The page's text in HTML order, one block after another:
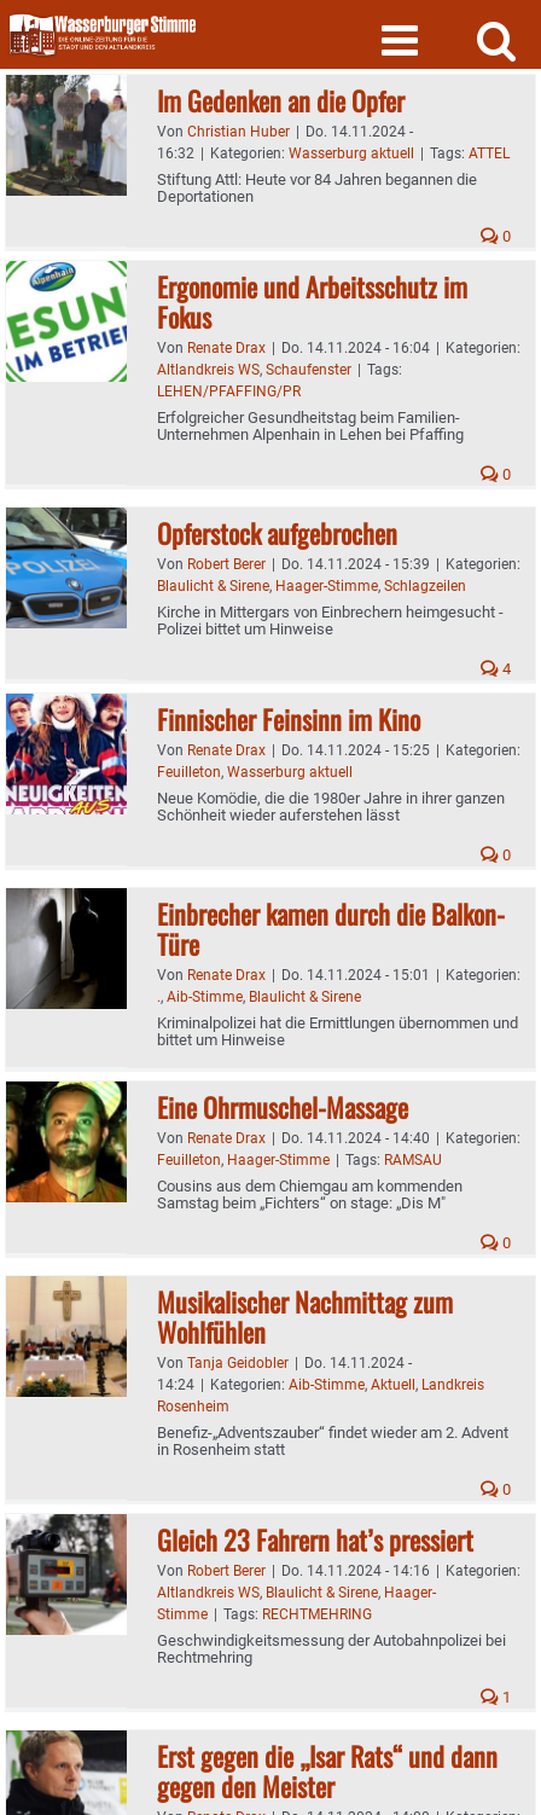
Skip
to
content
Im Gedenken an die Opfer
Von Christian Huber | Do. 14.11.2024 -
16:32 | Kategorien: Wasserburg aktuell | Tags: ATTEL
Stiftung Attl: Heute vor 84 Jahren begannen die
Deportationen
0
Ergonomie und Arbeitsschutz im
Fokus
Von Renate Drax | Do. 14.11.2024 - 16:04 | Kategorien:
Altlandkreis WS, Schaufenster | Tags:
LEHEN/PFAFFING/PR
Erfolgreicher Gesundheitstag beim Familien-
Unternehmen Alpenhain in Lehen bei Pfaffing
0
Opferstock aufgebrochen
Von Robert Berer | Do. 14.11.2024 - 15:39 | Kategorien:
Blaulicht & Sirene, Haager-Stimme, Schlagzeilen
Kirche in Mittergars von Einbrechern heimgesucht -
Polizei bittet um Hinweise
4
Finnischer Feinsinn im Kino
Von Renate Drax | Do. 14.11.2024 - 15:25 | Kategorien:
Feuilleton, Wasserburg aktuell
Neue Komödie, die die 1980er Jahre in ihrer ganzen
Schönheit wieder auferstehen lässt
0
Einbrecher kamen durch die Balkon-
Türe
Von Renate Drax | Do. 14.11.2024 - 15:01 | Kategorien:
., Aib-Stimme, Blaulicht & Sirene
Kriminalpolizei hat die Ermittlungen übernommen und
bittet um Hinweise
Eine Ohrmuschel-Massage
Von Renate Drax | Do. 14.11.2024 - 14:40 | Kategorien:
Feuilleton, Haager-Stimme | Tags: RAMSAU
Cousins aus dem Chiemgau am kommenden
Samstag beim „Fichters“ on stage: „Dis M"
0
Musikalischer Nachmittag zum
Wohlfühlen
Von Tanja Geidobler | Do. 14.11.2024 -
14:24 | Kategorien: Aib-Stimme, Aktuell, Landkreis
Rosenheim
Benefiz-„Adventszauber“ findet wieder am 2. Advent
in Rosenheim statt
0
Gleich 23 Fahrern hat’s pressiert
Von Robert Berer | Do. 14.11.2024 - 14:16 | Kategorien:
Altlandkreis WS, Blaulicht & Sirene, Haager-
Stimme | Tags: RECHTMEHRING
Geschwindigkeitsmessung der Autobahnpolizei bei
Rechtmehring
1
Erst gegen die „Isar Rats“ und dann
gegen den Meister